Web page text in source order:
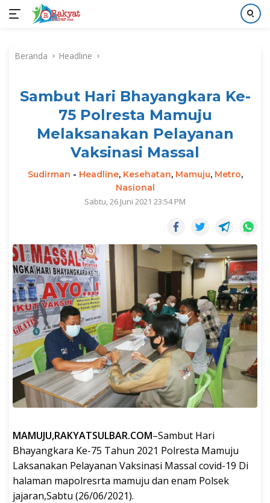
kontenBeranda Headline
Sambut Hari Bhayangkara Ke-
75 Polresta Mamuju
Melaksanakan Pelayanan
Vaksinasi Massal
Sudirman - Headline, Kesehatan, Mamuju, Metro,
Nasional
Sabtu, 26 Juni 2021 23:54 PM
MAMUJU,RAKYATSULBAR.COM–Sambut Hari
Bhayangkara Ke-75 Tahun 2021 Polresta Mamuju
Laksanakan Pelayanan Vaksinasi Massal covid-19 Di
halaman mapolresrta mamuju dan enam Polsek
jajaran,Sabtu (26/06/2021).